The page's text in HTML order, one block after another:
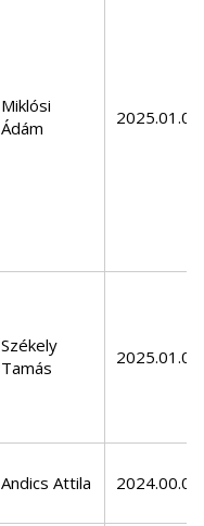
Miklósi
Ádám
2025.01.01.
Székely
Tamás
2025.01.01.
Andics Attila 2024.00.00.